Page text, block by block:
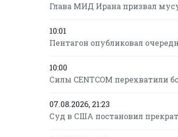
Глава МИД Ирана призвал
10:01
Пентагон опубликовал
10:00
Силы CENTCOM перехватили
07.08.2026, 21:23
Суд в США постановил